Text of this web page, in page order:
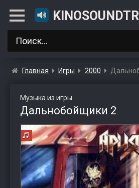
Главная Игры 2000
Музыка из игры
Дальнобойщики 2